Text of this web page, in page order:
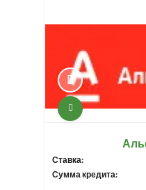
Ставка:
Сумма кредита: